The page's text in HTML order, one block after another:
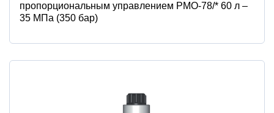
пропорциональным управлением PMO-78/* 60 л –
35 МПа (350 бар)